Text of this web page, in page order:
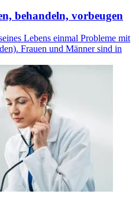
behandeln, vorbeugen
Lebens einmal Probleme mit
Frauen und Männer sind in